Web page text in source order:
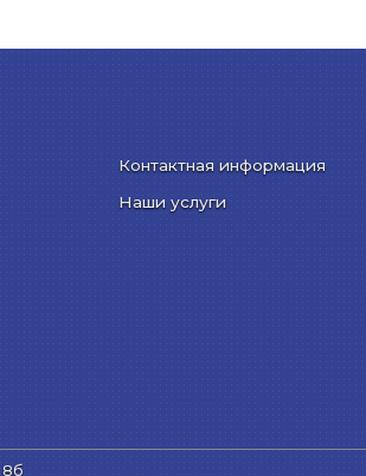
Контактная информация
Наши услуги
8б